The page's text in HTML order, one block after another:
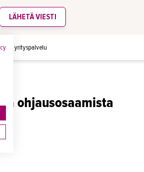
LÄHETÄ VIESTI
yrityspalvelu
ja ohjausosaamista